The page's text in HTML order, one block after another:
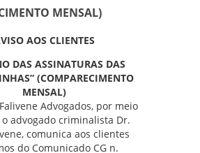
MENSAL)
AOS CLIENTES
DAS ASSINATURAS DAS
(COMPARECIMENTO
MENSAL)
Falivene Advogados, por meio
o advogado criminalista Dr.
, comunica aos clientes
do Comunicado CG n.